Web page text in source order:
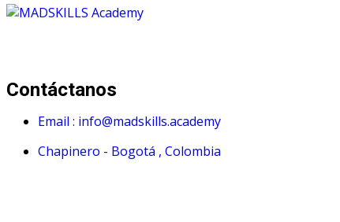
Contáctanos
Email : info@madskills.academy
Chapinero - Bogotá , Colombia